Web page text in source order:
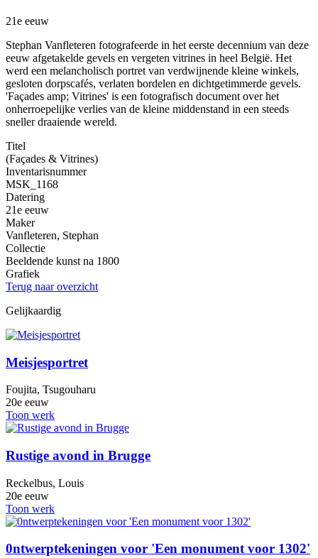
21e eeuw
Stephan Vanfleteren fotografeerde in het eerste decennium van deze
eeuw afgetakelde gevels en vergeten vitrines in heel België. Het
werd een melancholisch portret van verdwijnende kleine winkels,
gesloten dorpscafés, verlaten bordelen en dichtgetimmerde gevels.
'Façades amp; Vitrines' is een fotografisch document over het
onherroepelijke verlies van de kleine middenstand in een steeds
sneller draaiende wereld.
Titel
(Façades & Vitrines)
Inventarisnummer
MSK_1168
Datering
21e eeuw
Maker
Vanfleteren, Stephan
Collectie
Beeldende kunst na 1800
Grafiek
Terug naar overzicht
Gelijkaardig
Meisjesportret
Foujita, Tsugouharu
20e eeuw
Toon werk
Rustige avond in Brugge
Reckelbus, Louis
20e eeuw
Toon werk
0ntwerptekeningen voor 'Een monument voor 1302'